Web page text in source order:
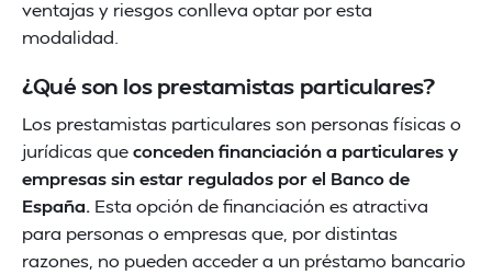
ventajas y riesgos conlleva optar por esta
modalidad.
¿Qué son los prestamistas particulares?
Los prestamistas particulares son personas físicas o
jurídicas queconceden financiación a particulares y
empresas sin estar regulados por el Banco de
España. Esta opción de financiación es atractiva
para personas o empresas que, por distintas
razones, no pueden acceder a un préstamo bancario